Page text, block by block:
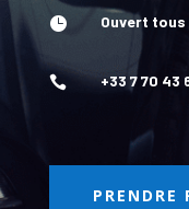
 Ouvert tous
 +33 7 70 43
PRENDRE